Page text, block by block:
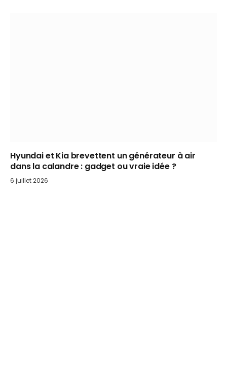
Hyundai et Kia brevettent un générateur à air
dans la calandre : gadget ou vraie idée ?
6 juillet 2026